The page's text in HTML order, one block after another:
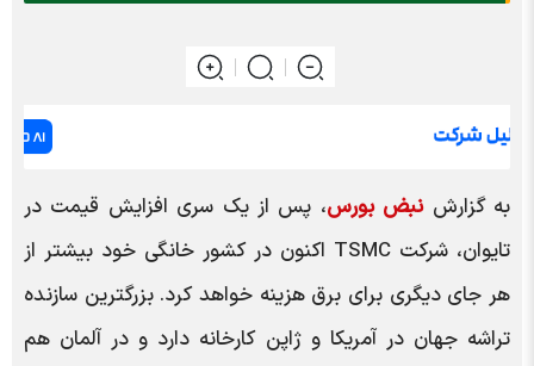
به گزارشنبض بورس، پس از یک سری افزایش قیمت در
تایوان، شرکت TSMC اکنون در کشور خانگی خود بیشتر از
هر جای دیگری برای برق هزینه خواهد کرد. بزرگترین سازنده
تراشه جهان در آمریکا و ژاپن کارخانه دارد و در آلمان هم